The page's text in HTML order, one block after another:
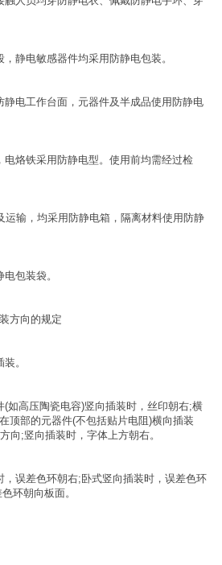
电敏感器件均采用防静电包装。
电工作台面，元器件及半成品使用防静电
烙铁采用防静电型。使用前均需经过检
输，均采用防静电箱，隔离材料使用防静
包装袋。
方向的规定
。
高压陶瓷电容)竖向插装时，丝印朝右;横
顶部的元器件(不包括贴片电阻)横向插装
向;竖向插装时，字体上方朝右。
误差色环朝右;卧式竖向插装时，误差色环
环朝向板面。